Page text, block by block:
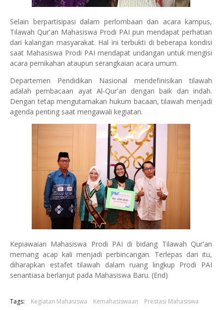
Selain berpartisipasi dalam perlombaan dan acara kampus,
Tilawah Qur'an Mahasiswa Prodi PAI pun mendapat perhatian
dari kalangan masyarakat. Hal ini terbukti di beberapa kondisi
saat Mahasiswa Prodi PAI mendapat undangan untuk mengisi
acara pernikahan ataupun serangkaian acara umum.
Departemen Pendidikan Nasional mendefinisikan tilawah
adalah pembacaan ayat Al-Qur'an dengan baik dan indah.
Dengan tetap mengutamakan hukum bacaan, tilawah menjadi
agenda penting saat mengawali kegiatan.
Kepiawaian Mahasiswa Prodi PAI di bidang Tilawah Qur'an
memang acap kali menjadi perbincangan. Terlepas dari itu,
diharapkan estafet tilawah dalam ruang lingkup Prodi PAI
senantiasa berlanjut pada Mahasiswa Baru. (End)
Tags: Kegiatan Mahasiswa Kemahasiswaan Prestasi Mahasiswa